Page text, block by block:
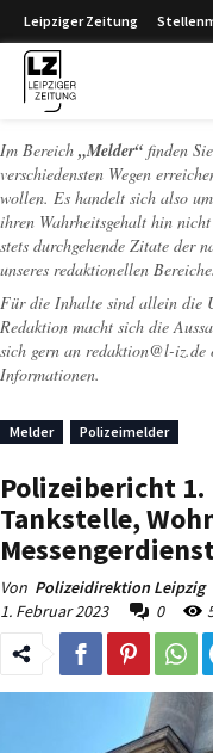
Leipziger Zeitung
Im Bereich „Melder“ finden
verschiedensten Wegen
wollen. Es handelt sich also
ihren Wahrheitsgehalt hin
stets durchgehende Zitate der
unseres redaktionellen
Für die Inhalte sind allein die
Redaktion macht sich die
sich gern an redaktion@l-iz.de
Informationen.
Melder Polizeimelder
Polizeibericht
Tankstelle,
Von Polizeidirektion Leipzig
1. Februar 2023
0